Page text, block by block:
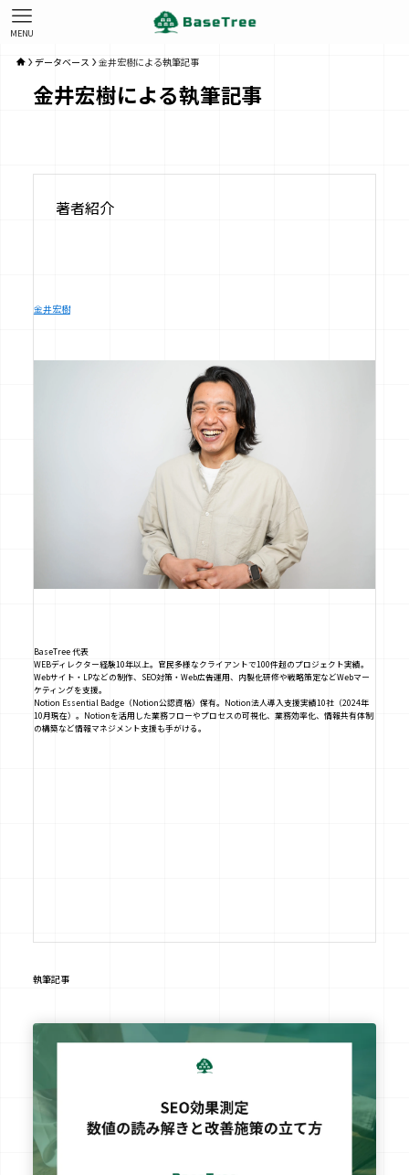
MENU
データベース 金井宏樹による執筆記事
金井宏樹による執筆記事
著者紹介
金井宏樹
BaseTree 代表
WEBディレクター経験10年以上。官民多様なクライアントで100件超のプロジェクト実績。
Webサイト・LPなどの制作、SEO対策・Web広告運用、内製化研修や戦略策定などWebマー
ケティングを支援。
Notion Essential Badge（Notion公認資格）保有。Notion法人導入支援実績10社（2024年
10月現在）。Notionを活用した業務フローやプロセスの可視化、業務効率化、情報共有体制
の構築など情報マネジメント支援も手がける。
執筆記事